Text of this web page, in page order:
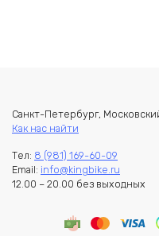
Санкт-Петербург,
Как нас найти
Тел: 8 (981) 169-60-09
Email: info@kingbike.ru
12.00 – 20.00 без выходных